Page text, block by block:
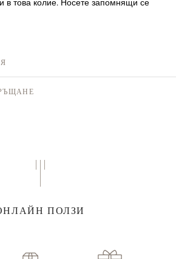
ПОЛЗИ